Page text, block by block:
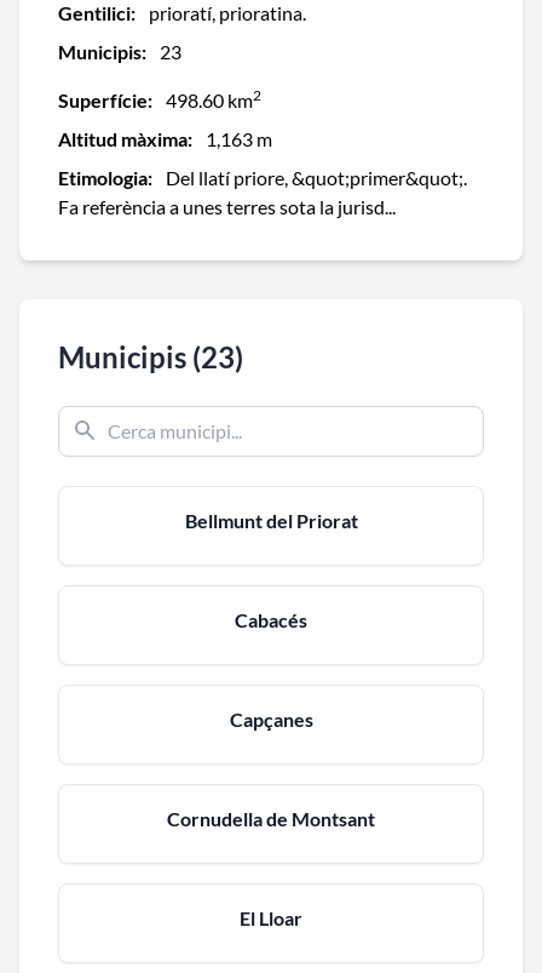
Gentilici:
prioratí, prioratina.
Municipis:
23
Superfície: 498.60 km2
Altitud màxima:
1,163 m
Etimologia:
Del llatí priore, &quot;primer&quot;.
Fa referència a unes terres sota la jurisd...
Municipis (23)
Bellmunt del Priorat
Cabacés
Capçanes
Cornudella de Montsant
El Lloar